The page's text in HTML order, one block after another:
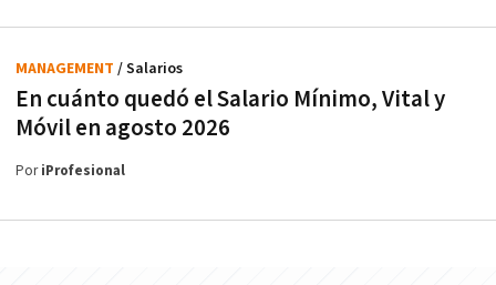
En cuánto quedó el Salario Mínimo, Vital y
Móvil en agosto 2026
MANAGEMENT / Salarios
PoriProfesional